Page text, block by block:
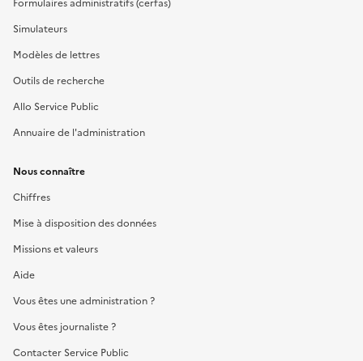
Formulaires administratifs (cerfas)
Simulateurs
Modèles de lettres
Outils de recherche
Allo Service Public
Annuaire de l'administration
Nous connaître
Chiffres
Mise à disposition des données
Missions et valeurs
Aide
Vous êtes une administration ?
Vous êtes journaliste ?
Contacter Service Public